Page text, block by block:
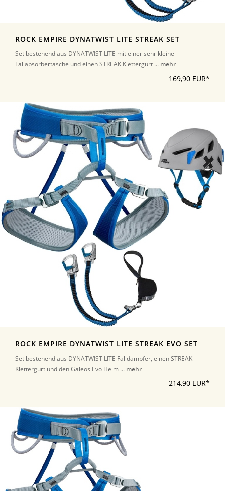
ROCK EMPIRE DYNATWIST LITE STREAK SET
Set bestehend aus DYNATWIST LITE mit einer sehr kleine
Fallabsorbertasche und einen STREAK Klettergurt ... mehr
169,90 EUR*
ROCK EMPIRE DYNATWIST LITE STREAK EVO SET
Set bestehend aus DYNATWIST LITE Falldämpfer, einen STREAK
Klettergurt und den Galeos Evo Helm ... mehr
214,90 EUR*